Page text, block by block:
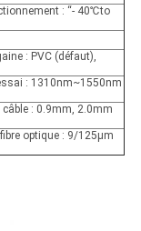
: “- 40℃to
: PVC (défaut),
: 1310nm~1550nm
câble : 0.9mm, 2.0mm
optique : 9/125µm